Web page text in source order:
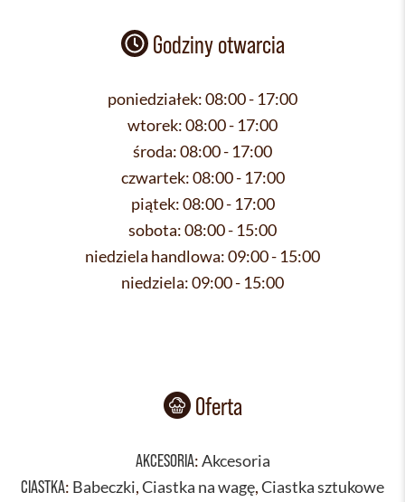
Godziny otwarcia
poniedziałek:08:00 - 17:00
wtorek:08:00 - 17:00
środa:08:00 - 17:00
czwartek:08:00 - 17:00
piątek:08:00 - 17:00
sobota:08:00 - 15:00
niedziela handlowa:09:00 - 15:00
niedziela:09:00 - 15:00
Oferta
AKCESORIA:Akcesoria
CIASTKA: Babeczki,Ciastka na wagę,Ciastka sztukowe